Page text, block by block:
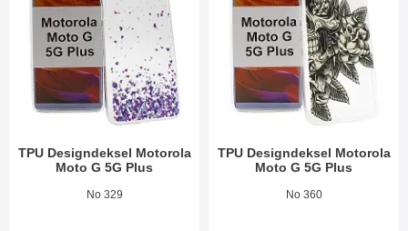
TPU Designdeksel Motorola
Moto G 5G Plus
Varenummer 37305
No 329
TPU Designdeksel Motorola
Moto G 5G Plus
Varenummer 37303
No 360